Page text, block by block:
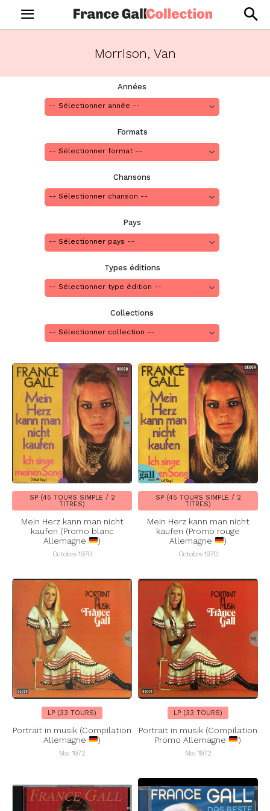
Morrison, Van
Années
Formats
Chansons
Pays
Types éditions
Collections
SP (45 TOURS SIMPLE / 2
TITRES)
Mein Herz kann man nicht
kaufen (Promo blanc
Allemagne
)
Octobre 1970
SP (45 TOURS SIMPLE / 2
TITRES)
Mein Herz kann man nicht
kaufen (Promo rouge
Allemagne
)
Octobre 1970
LP (33 TOURS)
Portrait in musik (Compilation
Allemagne
)
Mai 1972
LP (33 TOURS)
Portrait in musik (Compilation
Promo Allemagne
)
Mai 1972